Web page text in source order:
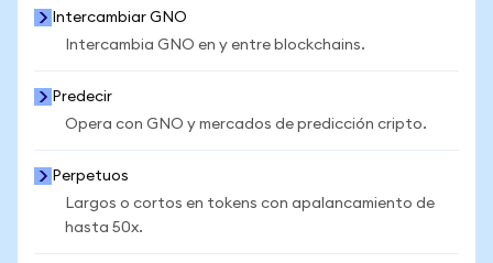
Intercambiar GNO
Intercambia GNO en y entre blockchains.
Predecir
Opera con GNO y mercados de predicción cripto.
Perpetuos
Largos o cortos en tokens con apalancamiento de
hasta 50x.